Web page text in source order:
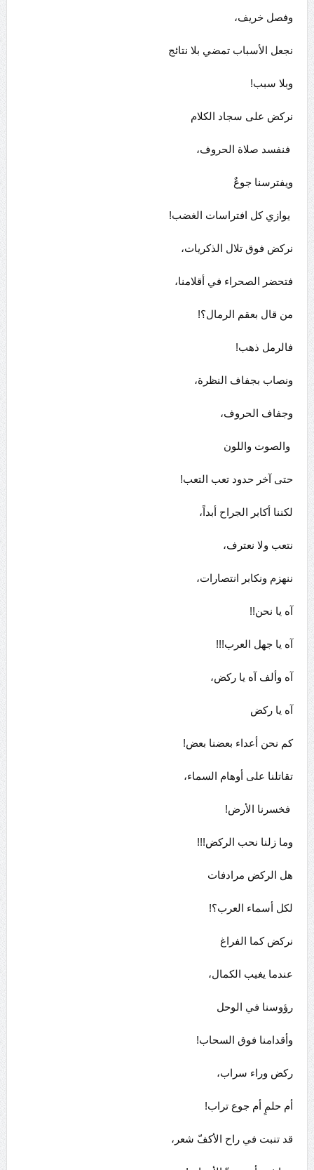
وفصل خريف،
نجعل الأسباب تمضي بلا نتائج
وبلا سبب!
نركض على سجاد الكلام
فنفسد صلاة الحروف،
ويفترسنا جوعٌ
يوازي كل افتراسات الغضب!
نركض فوق تلال الذكريات،
فتحضر الصحراء في أقلامنا،
من قال بعقم الرمال؟!
فالرمل ذهب!
ونصاب بجفاف النظرة،
وجفاف الحروف،
والصوت واللون
حتى آخر حدود تعب التعب!
لكننا أكابر الجراح أبداً،
نتعب ولا نعترف،
ننهزم ونكابر انتصارات،
آه يا نحن!!
آه يا جهل العرب!!!
آه وألف آه يا ركض،
آه يا ركض
كم نحن أعداء بعضنا بعض!
تقاتلنا على أوهام السماء،
فخسرنا الأرض!
وما زلنا نحب الركض!!!
هل الركض مرادفات
لكل أسماء العرب؟!
نركض كما الفراغ
عندما يغيب الكمال،
رؤوسنا في الوحل
وأقدامنا فوق السحاب!
ركض وراء سراب،
أم حلمٍ أم جوع تراب!
قد تنبت في راح الأكفّ شعر،